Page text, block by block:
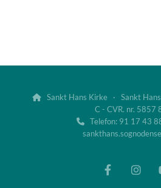

Sankt Hans Kirke · Sankt
C - CVR. nr. 5857
 Telefon: 91 17 43